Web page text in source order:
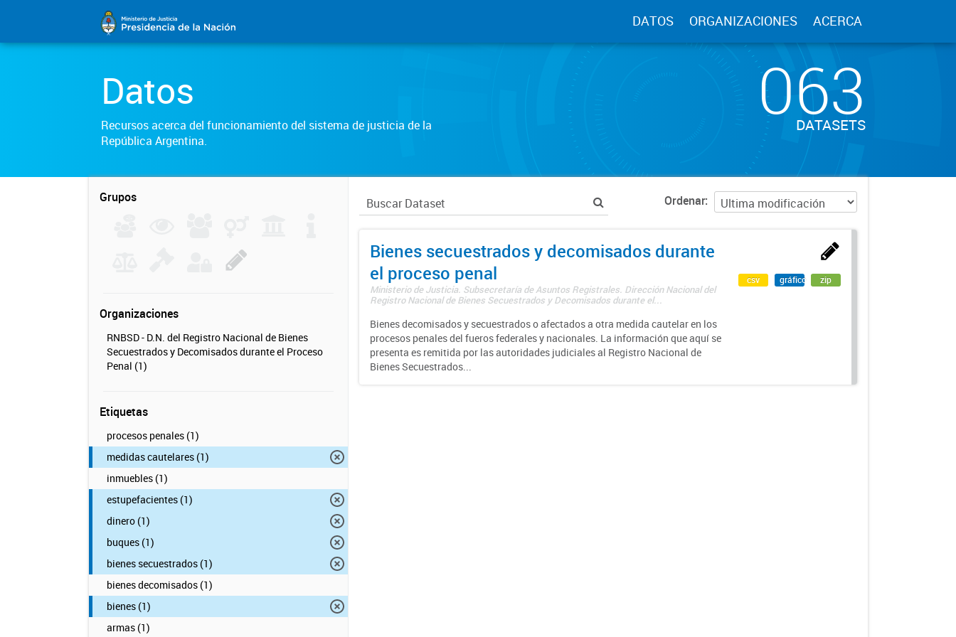
DATOS ORGANIZACIONES ACERCA
Datos
Recursos acerca del funcionamiento del sistema de justicia de la
República Argentina.
063
DATASETS
Grupos
Organizaciones
RNBSD - D.N. del Registro Nacional de Bienes
Secuestrados y Decomisados durante el Proceso
Penal (1)
Etiquetas
procesos penales (1)
medidas cautelares (1)
inmuebles (1)
estupefacientes (1)
dinero (1)
buques (1)
bienes secuestrados (1)
bienes decomisados (1)
bienes (1)
armas (1)
Ordenar
Bienes secuestrados y decomisados durante
el proceso penal
Ministerio de Justicia. Subsecretaría de Asuntos Registrales. Dirección Nacional del
Registro Nacional de Bienes Secuestrados y Decomisados durante el...
Bienes decomisados y secuestrados o afectados a otra medida cautelar en los
procesos penales del fueros federales y nacionales. La información que aquí se
presenta es remitida por las autoridades judiciales al Registro Nacional de
Bienes Secuestrados...
csv gráfico zip